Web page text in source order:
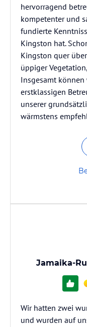
hervorragend
kompetenter und
fundierte
Kingston hat.
Kingston quer
üppiger
Insgesamt können
erstklassigen
unserer
wärmstens
Jamaika-
Wir hatten zwei
und wurden auf